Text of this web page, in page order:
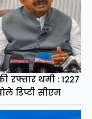
थमी : 1227
डिप्टी सीएम